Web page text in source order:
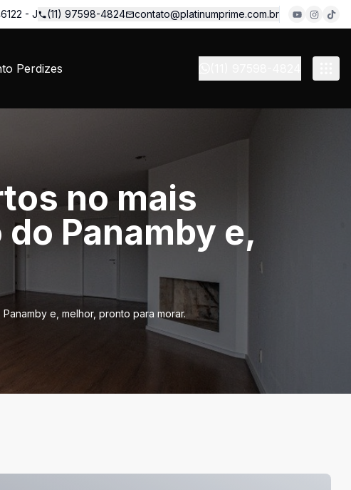
- J (11) 97598-4824 contato@platinumprime.com.br
Perdizes
no mais
Panamby e,
e, melhor, pronto para morar.